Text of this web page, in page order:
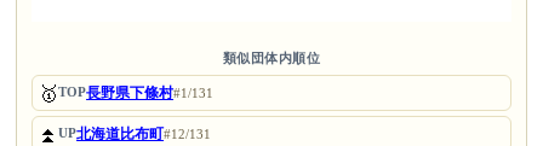
類似団体内順位
🥇TOP長野県下條村#1/131
⏫UP北海道比布町#12/131